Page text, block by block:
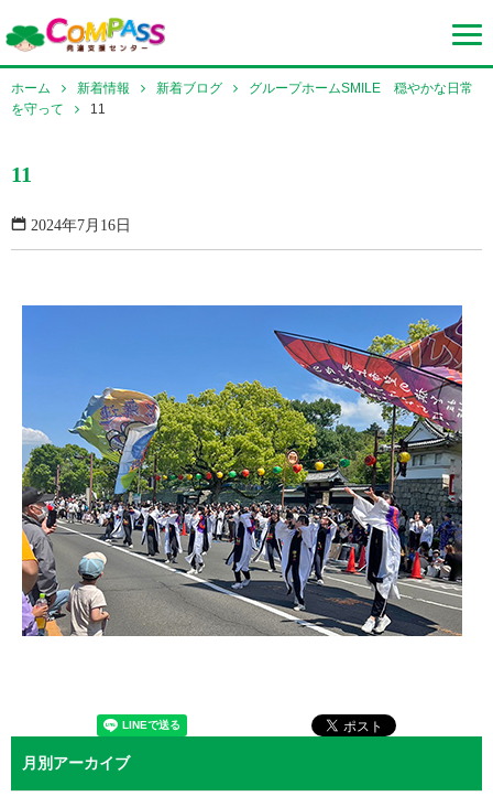
ホーム 新着情報 新着ブログ
グループホームSMILE 穏やかな日常
を守って
11
11
2024年7月16日
月別アーカイブ